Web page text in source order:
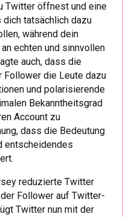
Twitter öffnest und eine
tatsächlich dazu
während dein
echten und sinnvollen
auch, dass die
Follower die Leute dazu
und polarisierende
Bekanntheitsgrad
Account zu
dass die Bedeutung
entscheidendes
reduzierte Twitter
Follower auf Twitter-
Twitter nun mit der